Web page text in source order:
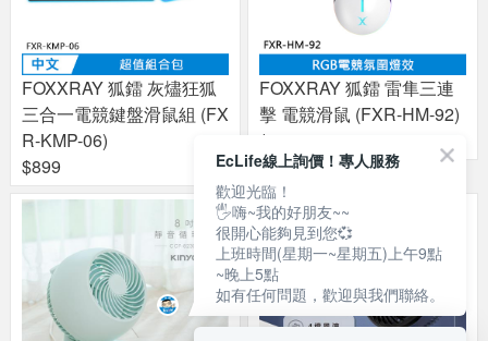
FOXXRAY 狐鐳 灰燼狂狐
三合一電競鍵盤滑鼠組 (FX
R-KMP-06)
$899
FOXXRAY 狐鐳 雷隼三連
擊 電競滑鼠 (FXR-HM-92)
$599
EcLife線上詢價！專人服務
歡迎光臨！
🖐嗨~我的好朋友~~
很開心能夠見到您💞
上班時間(星期一~星期五)上午9點
~晚上5點
如有任何問題，歡迎與我們聯絡。